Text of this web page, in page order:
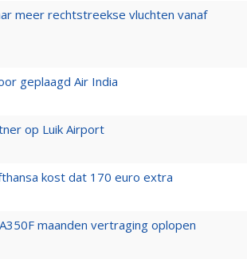
meer rechtstreekse vluchten vanaf
geplaagd Air India
op Luik Airport
kost dat 170 euro extra
maanden vertraging oplopen